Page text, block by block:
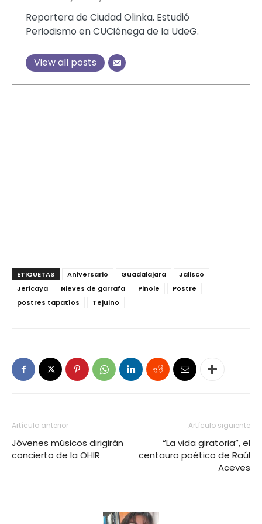
Reportera de Ciudad Olinka. Estudió
Periodismo en CUCiénega de la UdeG.
View all posts
ETIQUETAS Aniversario Guadalajara
Jalisco
Jericaya
Nieves de garrafa Pinole
Postre
postres tapatíos
Tejuino
Artículo anterior
Jóvenes músicos dirigirán
concierto de la OHIR
Artículo siguiente
“La vida giratoria”, el
centauro poético de Raúl
Aceves